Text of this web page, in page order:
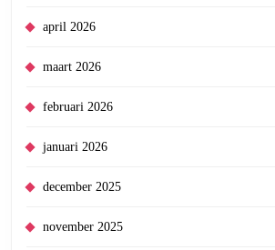
april 2026
maart 2026
februari 2026
januari 2026
december 2025
november 2025